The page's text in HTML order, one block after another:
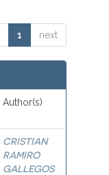
1 next
Author(s)
CRISTIAN
RAMIRO
GALLEGOS